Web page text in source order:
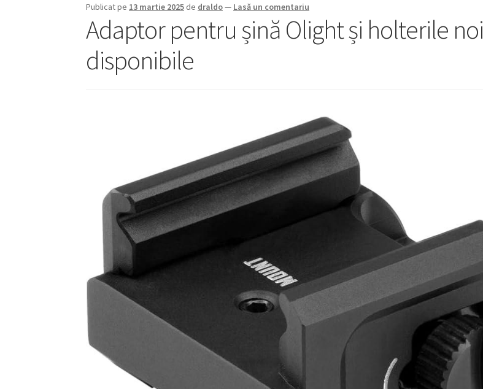
Publicat pe 13 martie 2025 de draldo— Lasă un comentariu
Adaptor pentru șină Olight și holterile noi
disponibile